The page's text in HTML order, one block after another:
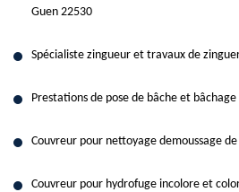
Guen 22530
Spécialiste zingueur et travaux de
Prestations de pose de bâche et
Couvreur pour nettoyage demoussage
Couvreur pour hydrofuge incolore et